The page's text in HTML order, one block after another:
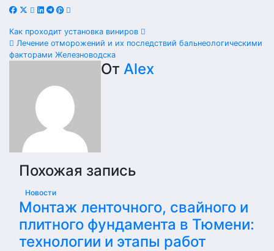
Навигация
по
записям
Как проходит установка виниров
Лечение отморожений и их последствий бальнеологическими
факторами Железноводска
От Alex
Похожая запись
Новости
Монтаж ленточного, свайного и
плитного фундамента в Тюмени:
технологии и этапы работ